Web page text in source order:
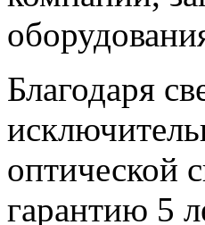
Благодаря
оптической
гарантию 5